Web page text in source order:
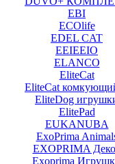
EBI
ECOlife
EDEL CAT
EEIEEIO
ELANCO
EliteCat
EliteCat
EliteDog
ElitePad
EUKANUBA
ExoPrima
EXOPRIMA
Exoprima